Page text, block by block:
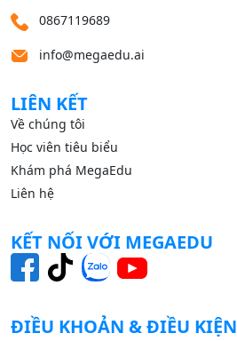
0867119689
info@megaedu.ai
LIÊN KẾT
Về chúng tôi
Học viên tiêu biểu
Khám phá MegaEdu
Liên hệ
KẾT NỐI VỚI MEGAEDU
ĐIỀU KHOẢN & ĐIỀU KIỆN